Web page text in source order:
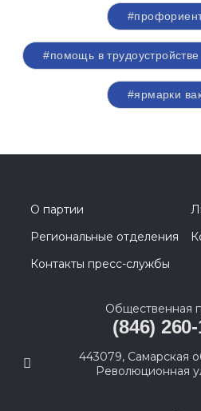
#помощь в трудоустройстве
#ярмарки
О партии
Региональные отделения
Контакты пресс-службы
Общественная
(846)
443079, Самарская
Революционная